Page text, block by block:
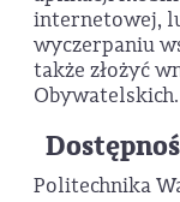
internetowej,
wyczerpaniu
także złożyć
Obywatelskich.
Politechnika